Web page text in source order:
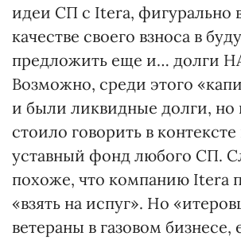
идеи СП с Itera, фигурально
качестве своего взноса в
предложить еще и… долги
Возможно, среди этого
и были ликвидные долги, но
стоило говорить в контексте
уставный фонд любого СП.
похоже, что компанию Itera
«взять на испуг». Но
ветераны в газовом бизнесе,